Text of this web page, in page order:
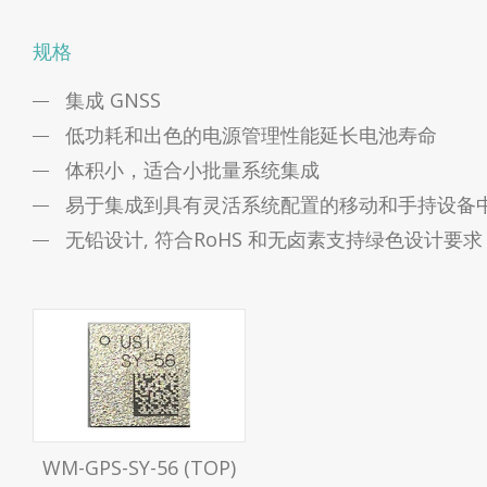
规格
集成 GNSS
低功耗和出色的电源管理性能延长电池寿命
体积小，适合小批量系统集成
易于集成到具有灵活系统配置的移动和手持设备
无铅设计, 符合RoHS 和无卤素支持绿色设计要求
WM-GPS-SY-56 (TOP)